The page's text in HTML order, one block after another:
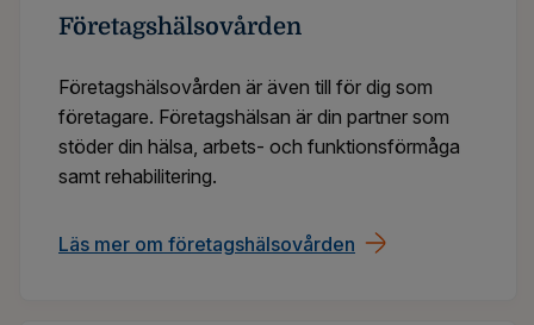
Företagshälsovården
Företagshälsovården är även till för dig som
företagare. Företagshälsan är din partner som
stöder din hälsa, arbets- och funktionsförmåga
samt rehabilitering.
Läs mer om företagshälsovården